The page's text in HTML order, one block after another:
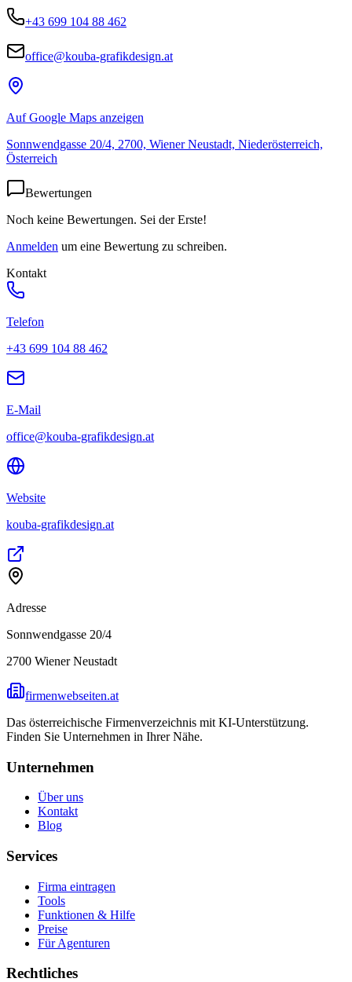
+43 699 104 88 462
office@kouba-grafikdesign.at
Auf Google Maps anzeigen
Sonnwendgasse 20/4, 2700, Wiener Neustadt, Niederösterreich,
Österreich
Bewertungen
Noch keine Bewertungen. Sei der Erste!
Anmelden um eine Bewertung zu schreiben.
Kontakt
Telefon
+43 699 104 88 462
E-Mail
office@kouba-grafikdesign.at
Website
kouba-grafikdesign.at
Adresse
Sonnwendgasse 20/4
2700 Wiener Neustadt
firmenwebseiten.at
Das österreichische Firmenverzeichnis mit KI-Unterstützung.
Finden Sie Unternehmen in Ihrer Nähe.
Unternehmen
Über uns
Kontakt
Blog
Services
Firma eintragen
Tools
Funktionen & Hilfe
Preise
Für Agenturen
Rechtliches